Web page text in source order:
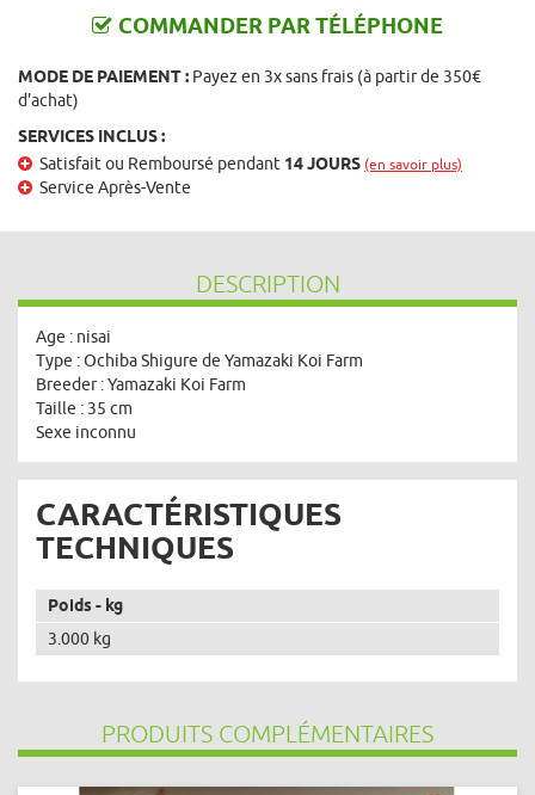
COMMANDER PAR TÉLÉPHONE
MODE DE PAIEMENT : Payez en 3x sans frais (à partir de 350€
d'achat)
SERVICES INCLUS :
Satisfait ou Remboursé pendant 14 JOURS (en savoir plus)
Service Après-Vente
DESCRIPTION
Age : nisai
Type : Ochiba Shigure de Yamazaki Koi Farm
Breeder : Yamazaki Koi Farm
Taille : 35 cm
Sexe inconnu
CARACTÉRISTIQUES
TECHNIQUES
Poids - kg
3.000 kg
PRODUITS COMPLÉMENTAIRES